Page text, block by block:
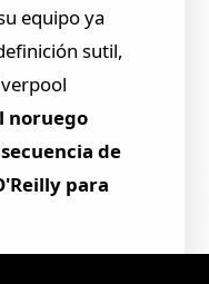
equipo ya
sutil,
noruego
de
para